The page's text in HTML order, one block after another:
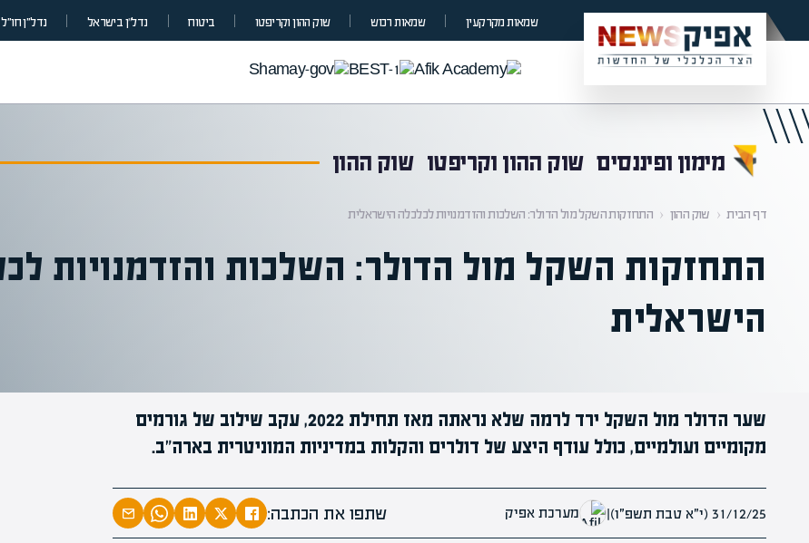
שמאות מקרקעין שמאות רכוש שוק ההון וקריפטו ביטוח נדל”ן בישראל נדל״ן חו״ל
מימון ופיננסים שוק ההון וקריפטו שוק ההון
דף הבית ‹ שוק ההון ‹ התחזקות השקל מול הדולר: השלכות והזדמנויות לכלכלה הישראלית
התחזקות השקל מול הדולר: השלכות והזדמנויות
הישראלית
שער הדולר מול השקל ירד לרמה שלא נראתה מאז תחילת 2022, עקב שילוב של גורמים
מקומיים ועולמיים, כולל עודף היצע של דולרים והקלות במדיניות המוניטרית בארה"ב.
31/12/25 (י״א טבת תשפ״ו) | מערכת אפיק שתפו את הכתבה: המרצים